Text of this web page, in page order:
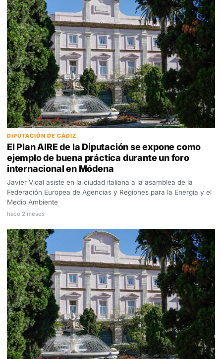
DIPUTACIÓN DE CÁDIZ
El Plan AIRE de la Diputación se expone como
ejemplo de buena práctica durante un foro
internacional en Módena
Javier Vidal asiste en la ciudad italiana a la asamblea de la
Federación Europea de Agencias y Regiones para la Energía y el
Medio Ambiente
hace 2 meses